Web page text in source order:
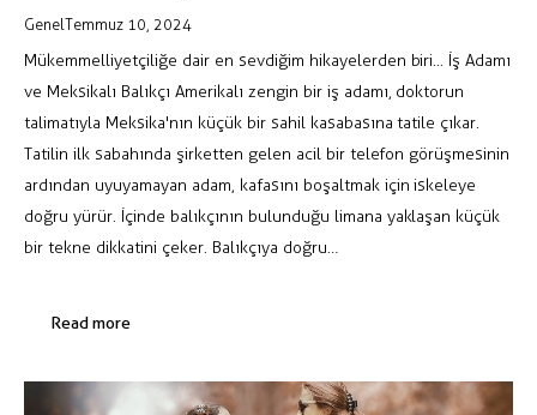
Genel Temmuz 10, 2024
Mükemmelliyetçiliğe dair en sevdiğim hikayelerden biri... İş Adamı
ve Meksikalı Balıkçı Amerikalı zengin bir iş adamı, doktorun
talimatıyla Meksika'nın küçük bir sahil kasabasına tatile çıkar.
Tatilin ilk sabahında şirketten gelen acil bir telefon görüşmesinin
ardından uyuyamayan adam, kafasını boşaltmak için iskeleye
doğru yürür. İçinde balıkçının bulunduğu limana yaklaşan küçük
bir tekne dikkatini çeker. Balıkçıya doğru…
Read more